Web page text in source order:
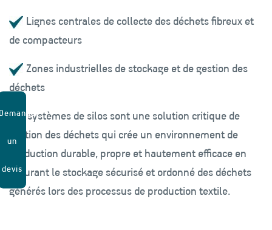
Lignes centrales de collecte des déchets fibreux et
de compacteurs
Zones industrielles de stockage et de gestion des
déchets
Les systèmes de silos sont une solution critique de
gestion des déchets qui crée un environnement de
production durable, propre et hautement efficace en
assurant le stockage sécurisé et ordonné des déchets
générés lors des processus de production textile.
un
devis